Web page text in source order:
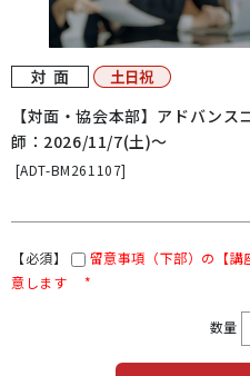
【対面・協会本部】アドバン
師：2026/11/7(土)～
[ADT-BM261107]
【必須】
留意事項（下部）の【
意します
*
数量